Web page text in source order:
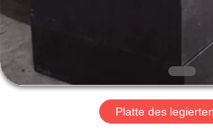
ÜBER
UNS
FABRIK-
AUSFLUG Platte des